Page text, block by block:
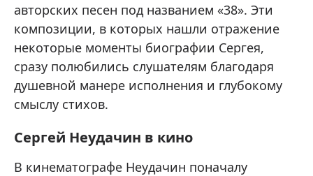
авторских песен под названием «38». Эти
композиции, в которых нашли отражение
некоторые моменты биографии Сергея,
сразу полюбились слушателям благодаря
душевной манере исполнения и глубокому
смыслу стихов.
Сергей Неудачин в кино
В кинематографе Неудачин поначалу